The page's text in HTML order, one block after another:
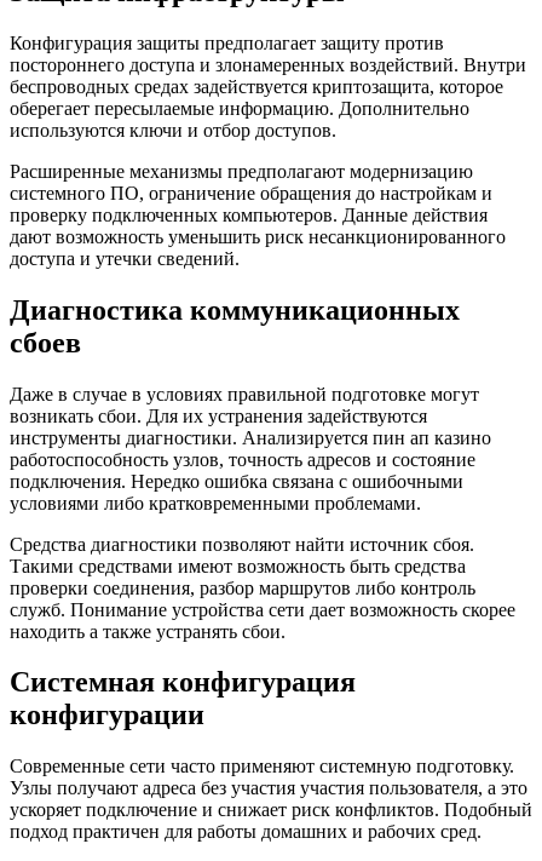
Конфигурация защиты предполагает защиту против
постороннего доступа и злонамеренных воздействий. Внутри
беспроводных средах задействуется криптозащита, которое
оберегает пересылаемые информацию. Дополнительно
используются ключи и отбор доступов.
Расширенные механизмы предполагают модернизацию
системного ПО, ограничение обращения до настройкам и
проверку подключенных компьютеров. Данные действия
дают возможность уменьшить риск несанкционированного
доступа и утечки сведений.
Диагностика коммуникационных
сбоев
Даже в случае в условиях правильной подготовке могут
возникать сбои. Для их устранения задействуются
инструменты диагностики. Анализируется пин ап казино
работоспособность узлов, точность адресов и состояние
подключения. Нередко ошибка связана с ошибочными
условиями либо кратковременными проблемами.
Средства диагностики позволяют найти источник сбоя.
Такими средствами имеют возможность быть средства
проверки соединения, разбор маршрутов либо контроль
служб. Понимание устройства сети дает возможность скорее
находить а также устранять сбои.
Системная конфигурация
конфигурации
Современные сети часто применяют системную подготовку.
Узлы получают адреса без участия участия пользователя, а это
ускоряет подключение и снижает риск конфликтов. Подобный
подход практичен для работы домашних и рабочих сред.